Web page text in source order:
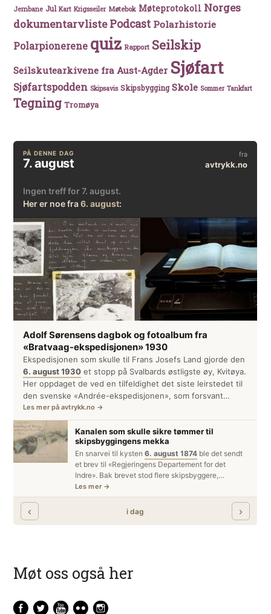
Jernbane Jul Kart Krigsseiler Møtebok Møteprotokoll Norges
dokumentarvlistePodcast Polarhistorie
Polarpionerene quiz Rapport Seilskip
Seilskutearkivene fra Aust-Agder Sjøfart
Sjøfartspodden Skipsavis Skipsbygging Skole Sommer Tankfart
Tegning Tromøya
Møt oss også her